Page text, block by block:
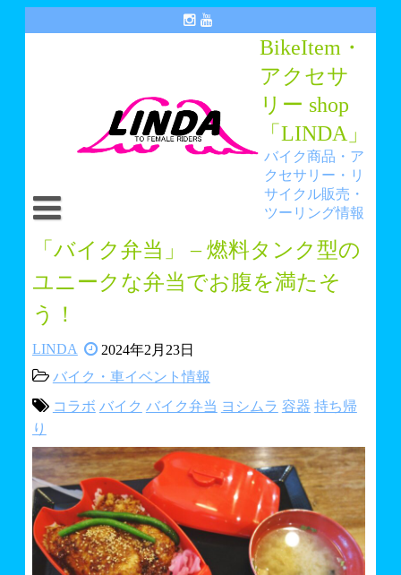
BikeItem・
アクセサ
リー shop
「LINDA」
バイク商品・ア
クセサリー・リ
サイクル販売・
ツーリング情報
トップ
アイテム・アクセサリーショップ「LINDA」
リサイクルショップ「ANGEL HANA」
You Tube LINDAチャンネル
LINDA BLOG
スモールのハッピーバイクライフ
ライフプロテクトナビ～秩父地域情報BLOG～
お問合せ
「バイク弁当」 – 燃料タンク型の
ユニークな弁当でお腹を満たそ
う！
LINDA
2024年2月23日
バイク・車イベント情報
コラボ バイク バイク弁当 ヨシムラ 容器 持ち帰
り